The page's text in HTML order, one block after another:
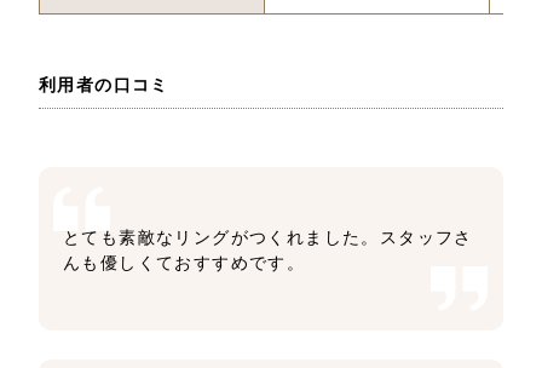
利用者の口コミ
とても素敵なリングがつくれました。スタッフさ
んも優しくておすすめです。